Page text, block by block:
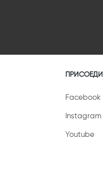
Facebook
Instagram
Youtube